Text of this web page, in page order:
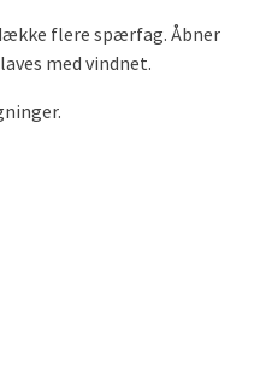
flere spærfag. Åbner
med vindnet.